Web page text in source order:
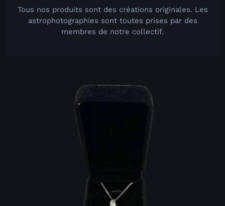
Tous nos produits sont des créations originales. Les
astrophotographies sont toutes prises par des
membres de notre collectif.